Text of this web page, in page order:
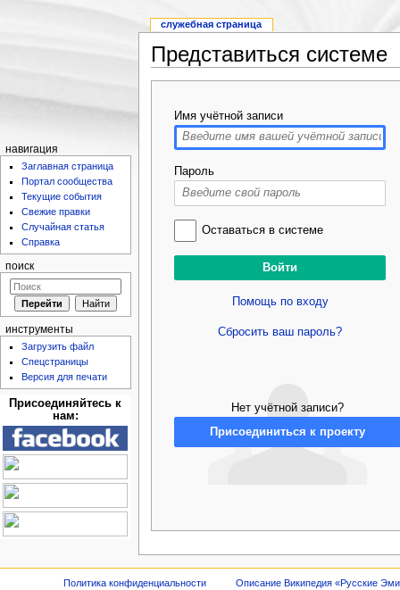
Представиться системе
Имя учётной записи
Пароль
Оставаться в системе
Помощь по входу
Сбросить ваш пароль?
Нет учётной записи?
Присоединиться к проекту
служебная страница
навигация
Заглавная страница
Портал сообщества
Текущие события
Свежие правки
Случайная статья
Справка
поиск
инструменты
Загрузить файл
Спецстраницы
Версия для печати
Присоединяйтесь к
нам:
Политика конфиденциальности Описание Википедия «Русские